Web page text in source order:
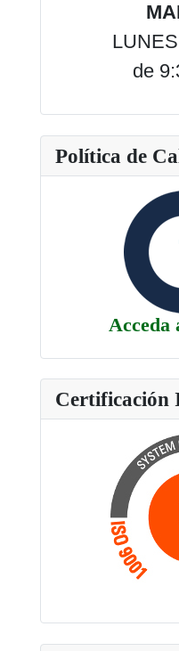
de
Política de
Acceda
Certificación